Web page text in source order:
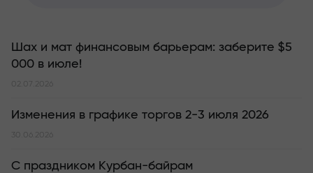
Шах и мат финансовым барьерам: заберите $5
000 в июле!
02.07.2026
Изменения в графике торгов 2-3 июля 2026
30.06.2026
С праздником Курбан-байрам